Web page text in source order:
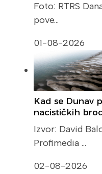
Foto: RTRS
pove…
01-08-2026
Kad se Dunav
nacističkih
Izvor: David
Profimedia …
02-08-2026